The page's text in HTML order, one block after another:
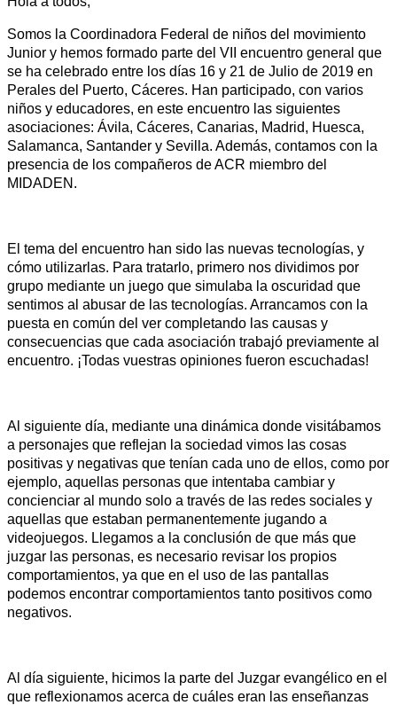
Somos la Coordinadora Federal de niños del movimiento
Junior y hemos formado parte del VII encuentro general que
se ha celebrado entre los días 16 y 21 de Julio de 2019 en
Perales del Puerto, Cáceres. Han participado, con varios
niños y educadores, en este encuentro las siguientes
asociaciones: Ávila, Cáceres, Canarias, Madrid, Huesca,
Salamanca, Santander y Sevilla. Además, contamos con la
presencia de los compañeros de ACR miembro del
MIDADEN.
El tema del encuentro han sido las nuevas tecnologías, y
cómo utilizarlas. Para tratarlo, primero nos dividimos por
grupo mediante un juego que simulaba la oscuridad que
sentimos al abusar de las tecnologías. Arrancamos con la
puesta en común del ver completando las causas y
consecuencias que cada asociación trabajó previamente al
encuentro. ¡Todas vuestras opiniones fueron escuchadas!
Al siguiente día, mediante una dinámica donde visitábamos
a personajes que reflejan la sociedad vimos las cosas
positivas y negativas que tenían cada uno de ellos, como por
ejemplo, aquellas personas que intentaba cambiar y
concienciar al mundo solo a través de las redes sociales y
aquellas que estaban permanentemente jugando a
videojuegos. Llegamos a la conclusión de que más que
juzgar las personas, es necesario revisar los propios
comportamientos, ya que en el uso de las pantallas
podemos encontrar comportamientos tanto positivos como
negativos.
Al día siguiente, hicimos la parte del Juzgar evangélico en el
que reflexionamos acerca de cuáles eran las enseñanzas